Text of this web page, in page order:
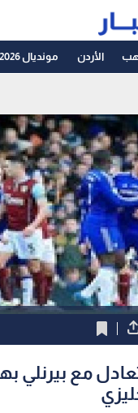
الأردن مونديال 2026
مع بيرنلي